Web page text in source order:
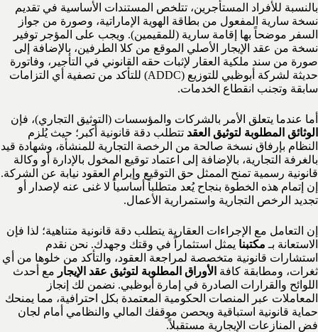
بالنسبة للأفراد المستأجرين، تتلخص المستندات الأساسية في تقديم
نسخة سارية المفعول من بطاقة الهوية الإماراتية، وصورة من جواز
السفر موضحاً بها إقامة سارية (للمقيمين). ويجب على المؤجر توفير
نسخة من عقد الإيجار الأصلي الموقع من كلا الطرفين، بالإضافة إلى
صورة من سند ملكية العقار لإثبات حقه القانوني في التأجير، وفاتورة
حديثة لشركة أبوظبي للتوزيع (ADDC) للتأكد من تصفية أي التزامات
سابقة وتجنب انقطاع الخدمات.
أما عندما يتعلق الأمر بالشركات والمؤسسات (التوثيق التجاري)، فإن
الوثائق المطلوبة لتوثيق العقد تتطلب دقة قانونية أكبر؛ حيث يُلزم
النظام بإرفاق نسخة صالحة من الرخصة التجارية للمنشأة، وشهادة قيد
بالغرفة التجارية، بالإضافة إلى اعتماد توقيع المخول بالإدارة أو وكالة
قانونية رسمية تمنح الممثل حق التوقيع وإبرام العقود نيابة عن الشركة.
إن إتمام هذه الخطوة بنجاح يُعد متطلباً أساسياً لا غنى عنه لإصدار أو
تجديد الرخص التجارية واستمرارية الأعمال.
إن التعامل مع الإجراءات العقارية يتطلب دقة قانونية متناهية؛ لذا فإن
الاستعانة بـ مكتبنا يمثل استثماراً في وقتك وجهدك. نحن نقدم
استشارات قانونية متخصصة لمراجعة العقود، والتأكد من خلوها من أي
ثغرات، ومطابقة كافة الأوراق المطلوبة لتوثيق عقد الإيجار مع أحدث
اللوائح والقرارات الصادرة في إمارة أبوظبي. نضمن لك إنجاز
المعاملات عبر المنصات الحكومية المعتمدة بكل احترافية، مما يمنحك
حماية قانونية استباقية ويحصن موقفك المالي والنظامي أمام لجان
فض المنازعات الإيجارية مستقبلاً.